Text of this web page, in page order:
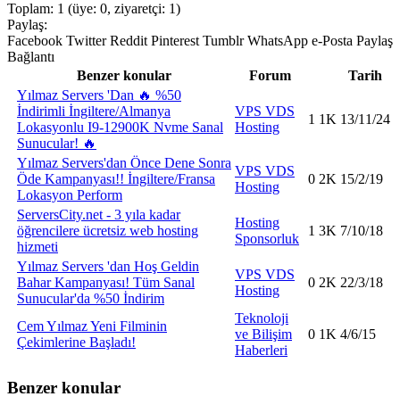
Toplam: 1 (üye: 0, ziyaretçi: 1)
Paylaş:
Facebook Twitter Reddit Pinterest Tumblr WhatsApp e-Posta Paylaş
Bağlantı
Benzer konular
Forum
Tarih
Yılmaz Servers 'Dan 🔥 %50
İndirimli İngiltere/Almanya
Lokasyonlu I9-12900K Nvme Sanal
Sunucular! 🔥
VPS VDS
Hosting
1 1K 13/11/24
Yılmaz Servers'dan Önce Dene Sonra
Öde Kampanyası!! İngiltere/Fransa
Lokasyon Perform
VPS VDS
Hosting
0 2K 15/2/19
ServersCity.net - 3 yıla kadar
öğrencilere ücretsiz web hosting
hizmeti
Hosting
Sponsorluk
1 3K 7/10/18
Yılmaz Servers 'dan Hoş Geldin
Bahar Kampanyası! Tüm Sanal
Sunucular'da %50 İndirim
VPS VDS
Hosting
0 2K 22/3/18
Cem Yılmaz Yeni Filminin
Çekimlerine Başladı!
Teknoloji
ve Bilişim
Haberleri
0 1K 4/6/15
Benzer konular